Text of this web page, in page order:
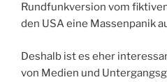
Rundfunkversion vom
den USA eine Massenpanik
Deshalb ist es eher
von Medien und